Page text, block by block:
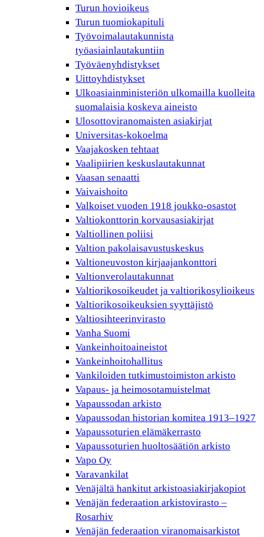
Turun hovioikeus
Turun tuomiokapituli
Työvoimalautakunnista
työasiainlautakuntiin
Työväenyhdistykset
Uittoyhdistykset
Ulkoasiainministeriön ulkomailla kuolleita
suomalaisia koskeva aineisto
Ulosottoviranomaisten asiakirjat
Universitas-kokoelma
Vaajakosken tehtaat
Vaalipiirien keskuslautakunnat
Vaasan senaatti
Vaivaishoito
Valkoiset vuoden 1918 joukko-osastot
Valtiokonttorin korvausasiakirjat
Valtiollinen poliisi
Valtion pakolaisavustuskeskus
Valtioneuvoston kirjaajankonttori
Valtionverolautakunnat
Valtiorikosoikeudet ja valtiorikosylioikeus
Valtiorikosoikeuksien syyttäjistö
Valtiosihteerinvirasto
Vanha Suomi
Vankeinhoitoaineistot
Vankeinhoitohallitus
Vankiloiden tutkimustoimiston arkisto
Vapaus- ja heimosotamuistelmat
Vapaussodan arkisto
Vapaussodan historian komitea 1913–1927
Vapaussoturien elämäkerrasto
Vapaussoturien huoltosäätiön arkisto
Vapo Oy
Varavankilat
Venäjältä hankitut arkistoasiakirjakopiot
Venäjän federaation arkistovirasto –
Rosarhiv
Venäjän federaation viranomaisarkistot